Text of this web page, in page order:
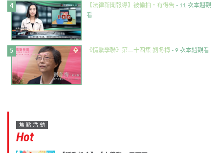
【法律新聞報導】被偷拍・有得告 - 11 次本週觀
看
《情繫學聯》第二十四集 劉冬梅 - 9 次本週觀看
焦點活動
Hot